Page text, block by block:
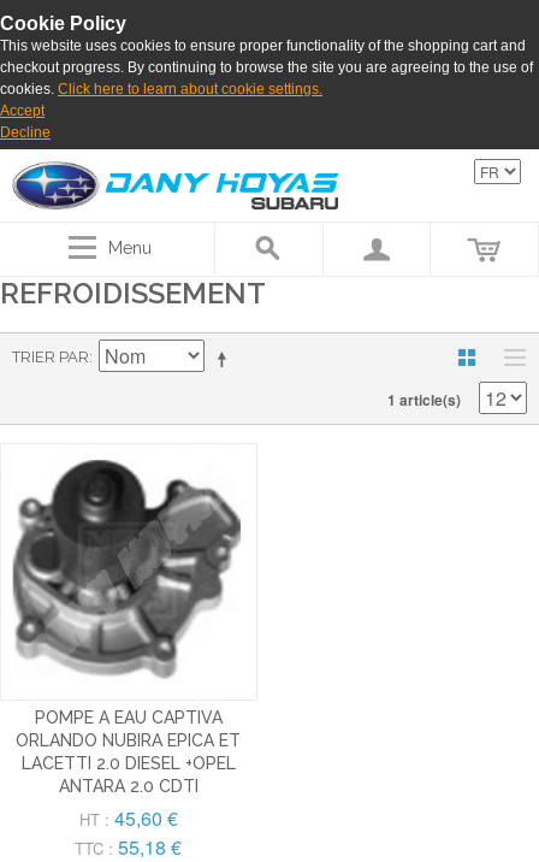
Cookie Policy
This website uses cookies to ensure proper functionality of the shopping cart and
checkout progress. By continuing to browse the site you are agreeing to the use of
cookies. Click here to learn about cookie settings.
Accept
Decline
Menu
REFROIDISSEMENT
TRIER PAR
1 article(s)
POMPE A EAU CAPTIVA
ORLANDO NUBIRA EPICA ET
LACETTI 2.0 DIESEL +OPEL
ANTARA 2.0 CDTI
HT : 45,60 €
TTC : 55,18 €